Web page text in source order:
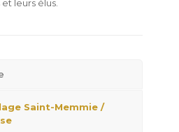
leurs élus.
Saint-Memmie /